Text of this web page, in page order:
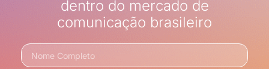
dentro do mercado de
comunicação brasileiro